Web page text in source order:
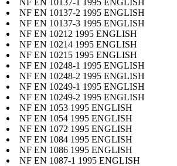
NF EN 10137-2 1995 ENGLISH
NF EN 10137-3 1995 ENGLISH
NF EN 10212 1995 ENGLISH
NF EN 10214 1995 ENGLISH
NF EN 10215 1995 ENGLISH
NF EN 10248-1 1995 ENGLISH
NF EN 10248-2 1995 ENGLISH
NF EN 10249-1 1995 ENGLISH
NF EN 10249-2 1995 ENGLISH
NF EN 1053 1995 ENGLISH
NF EN 1054 1995 ENGLISH
NF EN 1072 1995 ENGLISH
NF EN 1084 1995 ENGLISH
NF EN 1086 1995 ENGLISH
NF EN 1087-1 1995 ENGLISH